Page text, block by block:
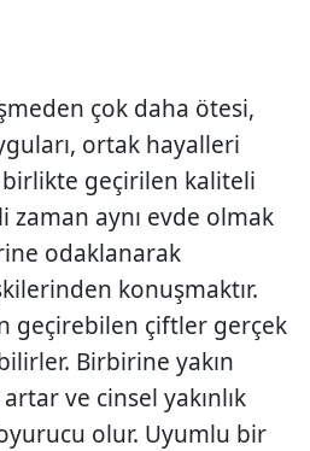
çok daha ötesi,
ortak hayalleri
birlikte geçirilen kaliteli
zaman aynı evde olmak
odaklanarak
konuşmaktır.
geçirebilen çiftler gerçek
Birbirine yakın
ve cinsel yakınlık
olur. Uyumlu bir